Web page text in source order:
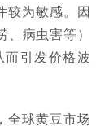
较为敏感。因
病虫害等）
引发价格波
全球黄豆市场